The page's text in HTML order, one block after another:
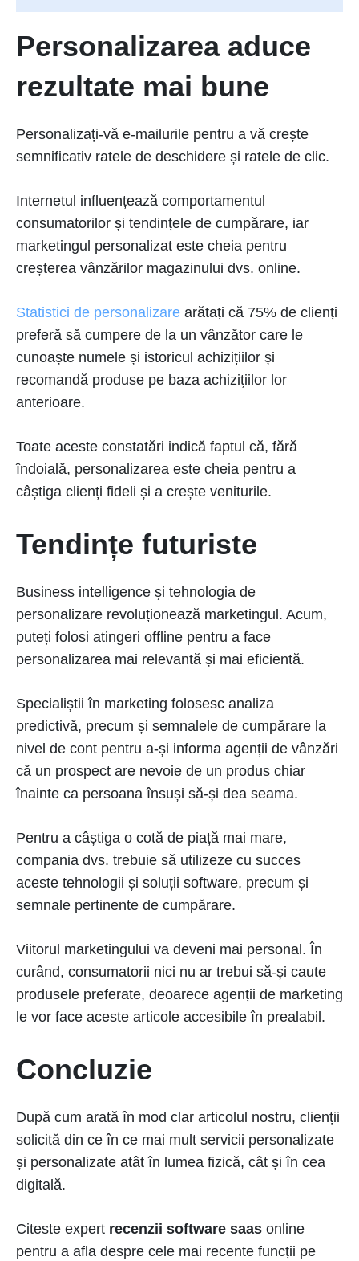
Personalizarea aduce
rezultate mai bune
Personalizați-vă e-mailurile pentru a vă crește
semnificativ ratele de deschidere și ratele de clic.
Internetul influențează comportamentul
consumatorilor și tendințele de cumpărare, iar
marketingul personalizat este cheia pentru
creșterea vânzărilor magazinului dvs. online.
Statistici de personalizare arătați că 75% de clienți
preferă să cumpere de la un vânzător care le
cunoaște numele și istoricul achizițiilor și
recomandă produse pe baza achizițiilor lor
anterioare.
Toate aceste constatări indică faptul că, fără
îndoială, personalizarea este cheia pentru a
câștiga clienți fideli și a crește veniturile.
Tendințe futuriste
Business intelligence și tehnologia de
personalizare revoluționează marketingul. Acum,
puteți folosi atingeri offline pentru a face
personalizarea mai relevantă și mai eficientă.
Specialiștii în marketing folosesc analiza
predictivă, precum și semnalele de cumpărare la
nivel de cont pentru a-și informa agenții de vânzări
că un prospect are nevoie de un produs chiar
înainte ca persoana însuși să-și dea seama.
Pentru a câștiga o cotă de piață mai mare,
compania dvs. trebuie să utilizeze cu succes
aceste tehnologii și soluții software, precum și
semnale pertinente de cumpărare.
Viitorul marketingului va deveni mai personal. În
curând, consumatorii nici nu ar trebui să-și caute
produsele preferate, deoarece agenții de marketing
le vor face aceste articole accesibile în prealabil.
Concluzie
După cum arată în mod clar articolul nostru, clienții
solicită din ce în ce mai mult servicii personalizate
și personalizate atât în lumea fizică, cât și în cea
digitală.
Citeste expert recenzii software saas online
pentru a afla despre cele mai recente funcții pe